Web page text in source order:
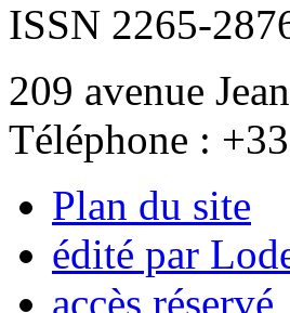
ISSN 2265-
209 avenue
Téléphone :
Plan du site
édité par
accès réservé